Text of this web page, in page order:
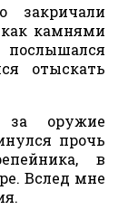
закричали
камнями
отыскать
оружие
прочь
в
Вслед мне